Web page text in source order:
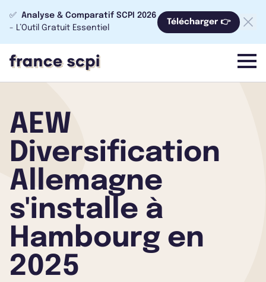
✅ Analyse & Comparatif SCPI 2026
- L’Outil Gratuit Essentiel
Télécharger 👉
menu
AEW
Diversification
Allemagne
s'installe à
Hambourg en
2025